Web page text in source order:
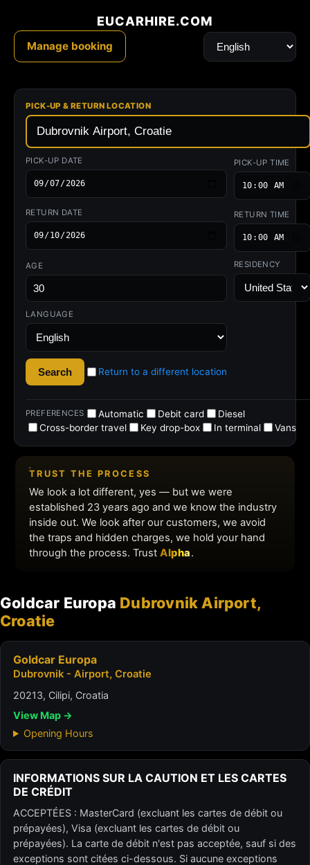
Goldcar Europa Dubrovnik Airport,
Croatie
Goldcar Europa
Dubrovnik - Airport, Croatie
20213, Cilipi, Croatia
View Map →
Opening Hours
INFORMATIONS SUR LA CAUTION ET LES CARTES
DE CRÉDIT
ACCEPTÉES : MasterCard (excluant les cartes de débit ou
prépayées), Visa (excluant les cartes de débit ou
prépayées). La carte de débit n'est pas acceptée, sauf si des
exceptions sont citées ci-dessous. Si aucune exceptions